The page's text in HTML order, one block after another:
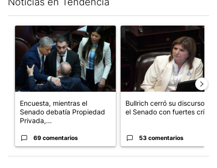
Un artículo de tendencia con el título "Encuesta, mientras el
Encuesta, mientras el
Senado debatía Propiedad
Privada,...
69 comentarios
Un artículo de tendencia
Bullrich cerró su discurso en
el Senado con fuertes crí...
53 comentarios